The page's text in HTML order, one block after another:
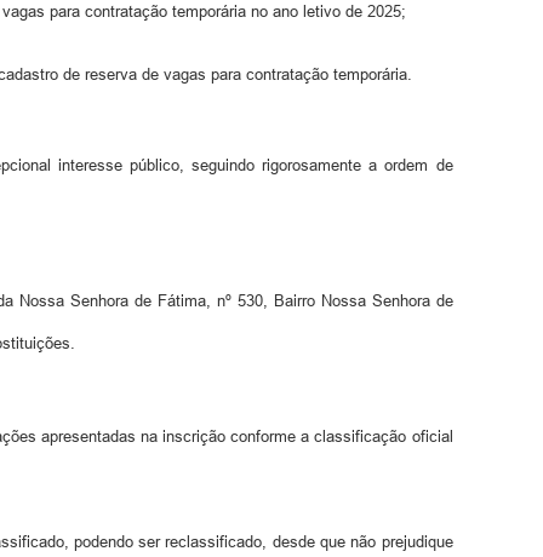
para contratação temporária no ano letivo de 2025;
de reserva de vagas para contratação temporária.
interesse público, seguindo rigorosamente a ordem de
Nossa Senhora de Fátima, nº 530, Bairro Nossa Senhora de
apresentadas na inscrição conforme a classificação oficial
podendo ser reclassificado, desde que não prejudique